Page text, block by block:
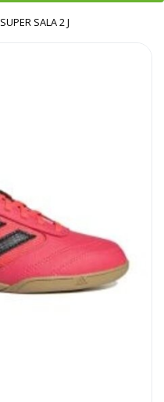
SUPER SALA 2 J